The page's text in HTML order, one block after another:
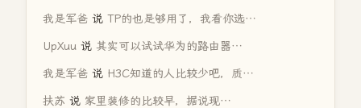
我是军爸 说 TP的也是够用了，我看你选…
UpXuu 说 其实可以试试华为的路由器…
我是军爸 说 H3C知道的人比较少吧，质…
扶苏 说 家里装修的比较早，据说现…